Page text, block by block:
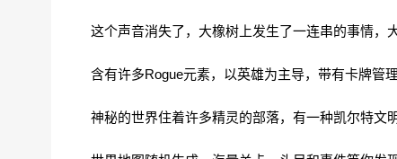
这个声音消失了，大橡树上发生了一连串的事情，
含有许多Rogue元素，以英雄为主导，带有卡牌管理
神秘的世界住着许多精灵的部落，有一种凯尔特文明